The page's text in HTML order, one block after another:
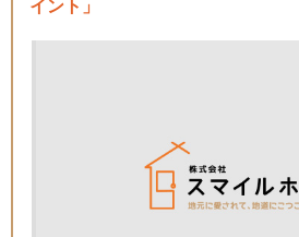
イント」